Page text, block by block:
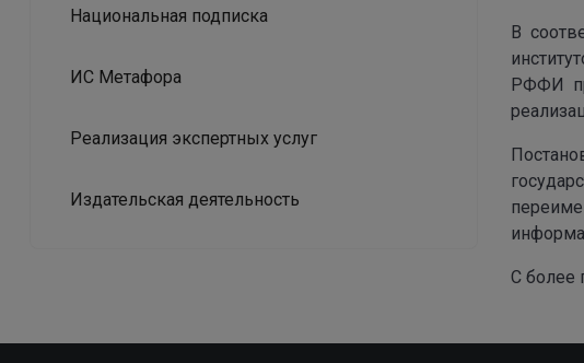
Национальная подписка
ИС Метафора
Реализация экспертных услуг
Издательская деятельность
В
РФФИ
С более